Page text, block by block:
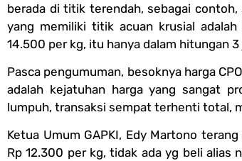
berada di titik terendah, sebagai contoh,
yang memiliki titik acuan krusial
14.500 per kg, itu hanya dalam hitungan 3
Pasca pengumuman, besoknya harga
adalah kejatuhan harga yang sangat
lumpuh, transaksi sempat terhenti total,
Ketua Umum GAPKI, Edy Martono
Rp 12.300 per kg, tidak ada yg beli alias